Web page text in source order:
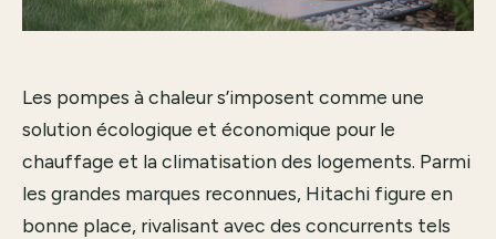
Les pompes à chaleur s’imposent comme une
solution écologique et économique pour le
chauffage et la climatisation des logements. Parmi
les grandes marques reconnues, Hitachi figure en
bonne place, rivalisant avec des concurrents tels